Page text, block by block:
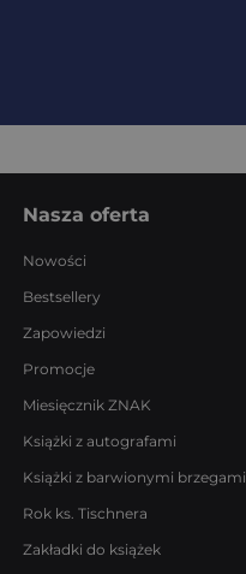
Nasza oferta
Nowości
Bestsellery
Zapowiedzi
Promocje
Miesięcznik ZNAK
Książki z autografami
Książki z barwionymi brzegami
Rok ks. Tischnera
Zakładki do książek